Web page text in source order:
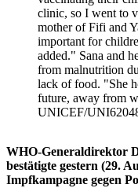
clinic, so I went to
mother of Fifi and
important for
added." Sana and
from malnutrition
lack of food. "She
future, away from
UNICEF/
WHO-Generaldirektor
bestätigte gestern (29.
Impfkampagne gegen